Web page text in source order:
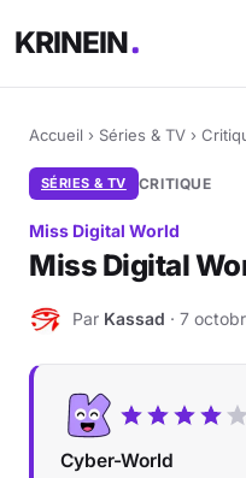
KRINEIN
Accueil › Séries & TV ›
SÉRIES & TV CRITIQUE
Miss Digital World
Miss Digital
K Par Kassad · 7
Cyber-World